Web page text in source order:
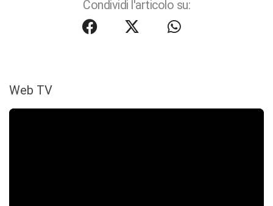
Condividi l'articolo su:
Web TV